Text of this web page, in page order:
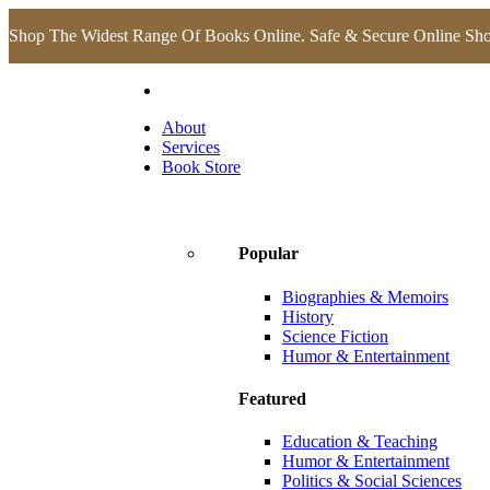
Shop The Widest Range Of Books Online. Safe & Secure Online
About
Services
Book Store
Popular
Biographies & Memoirs
History
Science Fiction
Humor & Entertainment
Featured
Education & Teaching
Humor & Entertainment
Politics & Social Sciences